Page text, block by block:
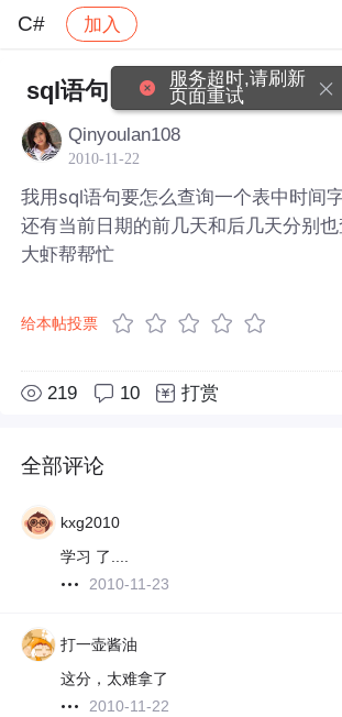
C# 加入
社区 C# 帖子详情
sql语句
Qinyoulan108
2010-11-22
我用sql语句要怎么查询一个表中时间
还有当前日期的前几天和后几天分别
大虾帮帮忙
给本帖投票
219 10 打赏
全部评论
kxg2010
学习 了....
2010-11-23
打一壶酱油
这分，太难拿了
2010-11-22
服务超时,请刷新
页面重试